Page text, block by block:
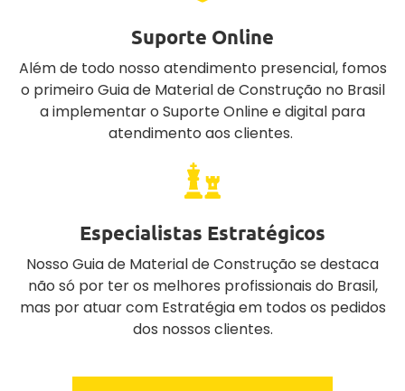
Suporte Online
Além de todo nosso atendimento presencial, fomos
o primeiro Guia de Material de Construção no Brasil
a implementar o Suporte Online e digital para
atendimento aos clientes.
Especialistas Estratégicos
Nosso Guia de Material de Construção se destaca
não só por ter os melhores profissionais do Brasil,
mas por atuar com Estratégia em todos os pedidos
dos nossos clientes.